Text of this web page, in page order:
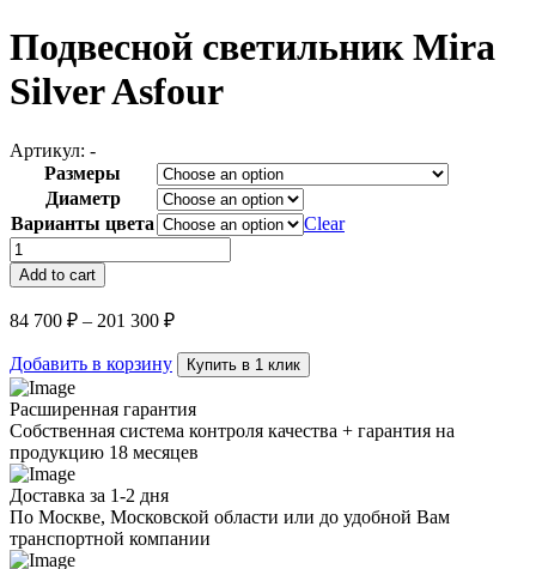
Подвесной светильник Mira
Silver Asfour
Артикул: -
Размеры
Диаметр
Варианты цвета
Clear
Подвесной
светильник
Mira
Silver
Asfour
quantity
Add to cart
84 700 ₽ – 201 300 ₽
Добавить в корзину Купить в 1 клик
Расширенная гарантия
Собственная система контроля качества + гарантия на
продукцию 18 месяцев
Доставка за 1-2 дня
По Москве, Московской области или до удобной Вам
транспортной компании